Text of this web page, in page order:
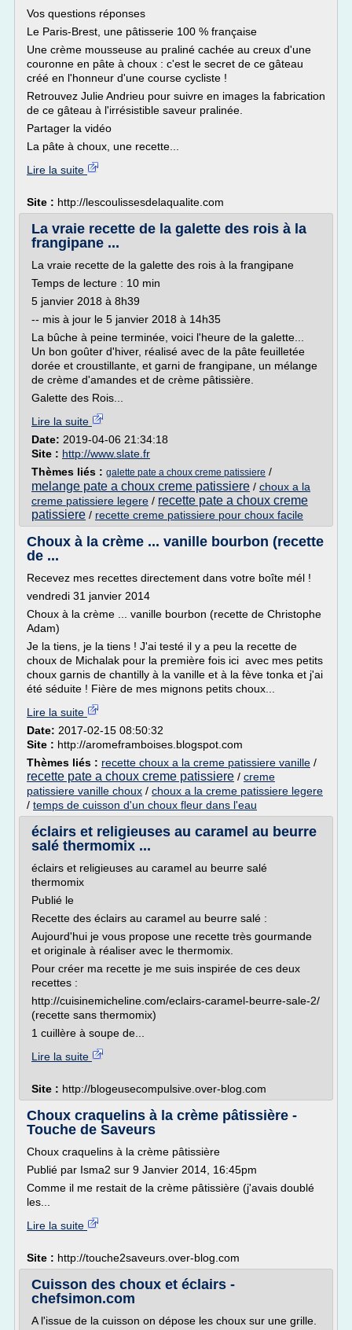
Vos questions réponses
Le Paris-Brest, une pâtisserie 100 % française
Une crème mousseuse au praliné cachée au creux d'une
couronne en pâte à choux : c'est le secret de ce gâteau
créé en l'honneur d'une course cycliste !
Retrouvez Julie Andrieu pour suivre en images la fabrication
de ce gâteau à l'irrésistible saveur pralinée.
Partager la vidéo
La pâte à choux, une recette...
Lire la suite
Site : http://lescoulissesdelaqualite.com
La vraie recette de la galette des rois à la
frangipane ...
La vraie recette de la galette des rois à la frangipane
Temps de lecture : 10 min
5 janvier 2018 à 8h39
-- mis à jour le 5 janvier 2018 à 14h35
La bûche à peine terminée, voici l'heure de la galette...
Un bon goûter d'hiver, réalisé avec de la pâte feuilletée
dorée et croustillante, et garni de frangipane, un mélange
de crème d'amandes et de crème pâtissière.
Galette des Rois...
Lire la suite
Date: 2019-04-06 21:34:18
Site : http://www.slate.fr
Thèmes liés : galette pate a choux creme patissiere /
melange pate a choux creme patissiere / choux a la
creme patissiere legere / recette pate a choux creme
patissiere / recette creme patissiere pour choux facile
Choux à la crème ... vanille bourbon (recette
de ...
Recevez mes recettes directement dans votre boîte mél !
vendredi 31 janvier 2014
Choux à la crème ... vanille bourbon (recette de Christophe
Adam)
Je la tiens, je la tiens ! J'ai testé il y a peu la recette de
choux de Michalak pour la première fois ici avec mes petits
choux garnis de chantilly à la vanille et à la fève tonka et j'ai
été séduite ! Fière de mes mignons petits choux...
Lire la suite
Date: 2017-02-15 08:50:32
Site : http://aromeframboises.blogspot.com
Thèmes liés : recette choux a la creme patissiere vanille /
recette pate a choux creme patissiere / creme
patissiere vanille choux / choux a la creme patissiere legere
/ temps de cuisson d'un choux fleur dans l'eau
éclairs et religieuses au caramel au beurre
salé thermomix ...
éclairs et religieuses au caramel au beurre salé
thermomix
Publié le
Recette des éclairs au caramel au beurre salé :
Aujourd'hui je vous propose une recette très gourmande
et originale à réaliser avec le thermomix.
Pour créer ma recette je me suis inspirée de ces deux
recettes :
http://cuisinemicheline.com/eclairs-caramel-beurre-sale-2/
(recette sans thermomix)
1 cuillère à soupe de...
Lire la suite
Site : http://blogeusecompulsive.over-blog.com
Choux craquelins à la crème pâtissière -
Touche de Saveurs
Choux craquelins à la crème pâtissière
Publié par Isma2 sur 9 Janvier 2014, 16:45pm
Comme il me restait de la crème pâtissière (j'avais doublé
les...
Lire la suite
Site : http://touche2saveurs.over-blog.com
Cuisson des choux et éclairs -
chefsimon.com
A l'issue de la cuisson on dépose les choux sur une grille.